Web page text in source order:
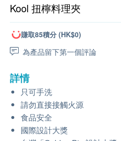
Kool 扭檸料理夾
賺取85積分 (HK$0)
為產品留下第一個評論
詳情
只可手洗
請勿直接接觸火源
食品安全
國際設計大獎